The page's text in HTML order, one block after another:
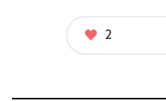
좋
2